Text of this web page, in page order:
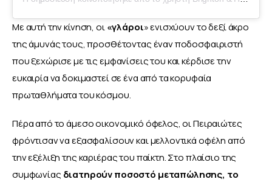
Με αυτή την κίνηση, οι «γλάροι» ενισχύουν το δεξί άκρο
της άμυνάς τους, προσθέτοντας έναν ποδοσφαιριστή
που ξεχώρισε με τις εμφανίσεις του και κέρδισε την
ευκαιρία να δοκιμαστεί σε ένα από τα κορυφαία
πρωταθλήματα του κόσμου.
Πέρα από το άμεσο οικονομικό όφελος, οι Πειραιώτες
φρόντισαν να εξασφαλίσουν και μελλοντικά οφέλη από
την εξέλιξη της καριέρας του παίκτη. Στο πλαίσιο της
συμφωνίας διατηρούν ποσοστό μεταπώλησης, το